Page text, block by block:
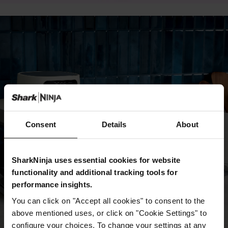
Consent Details About
SharkNinja uses essential cookies for website
functionality and additional tracking tools for
performance insights.
You can click on "Accept all cookies" to consent to the
above mentioned uses, or click on "Cookie Settings" to
configure your choices. To change your settings at any